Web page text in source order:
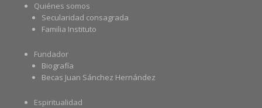
Quiénes somos
Secularidad consagrada
Familia Instituto
Fundador
Biografía
Becas Juan Sánchez Hernández
Espiritualidad